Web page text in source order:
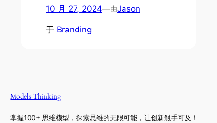
10 月 27, 2024—由Jason
于 Branding
Models Thinking
掌握100+ 思维模型，探索思维的无限可能，让创新触手可及！